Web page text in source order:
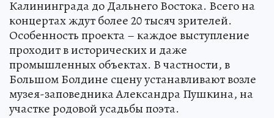
Калининграда до Дальнего Востока. Всего на
концертах ждут более 20 тысяч зрителей.
Особенность проекта – каждое выступление
проходит в исторических и даже
промышленных объектах. В частности, в
Большом Болдине сцену устанавливают возле
музея-заповедника Александра Пушкина, на
участке родовой усадьбы поэта.